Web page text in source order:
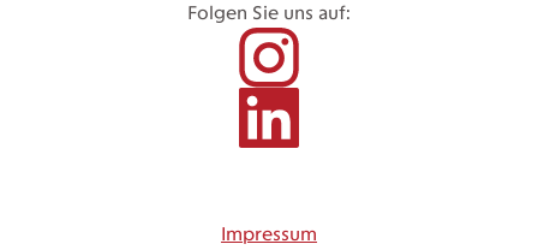
Folgen Sie uns auf:
Impressum